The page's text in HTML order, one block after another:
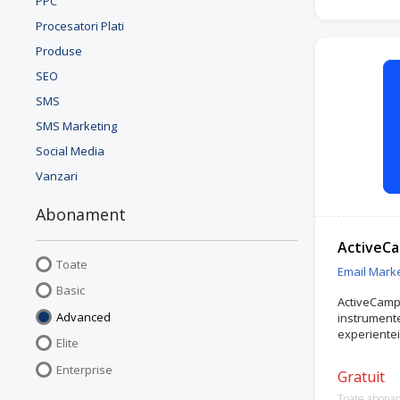
Procesatori Plati
Produse
SEO
SMS
SMS Marketing
Social Media
Vanzari
Abonament
Toate
Basic
Advanced
Elite
Enterprise
reclame
pop-up-
conversie
și
Încearcă
Email
Gratuit